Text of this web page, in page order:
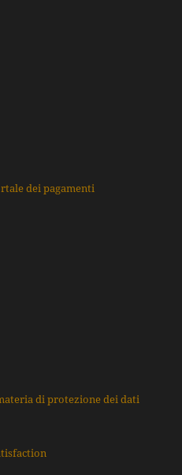
dei pagamenti
di protezione dei dati